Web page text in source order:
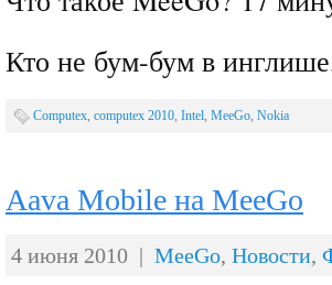
Кто не бум-бум в
Computex, computex 2010, Intel, MeeGo, Nokia
Aava Mobile на MeeGo
4 июня 2010 | MeeGo, Новости,